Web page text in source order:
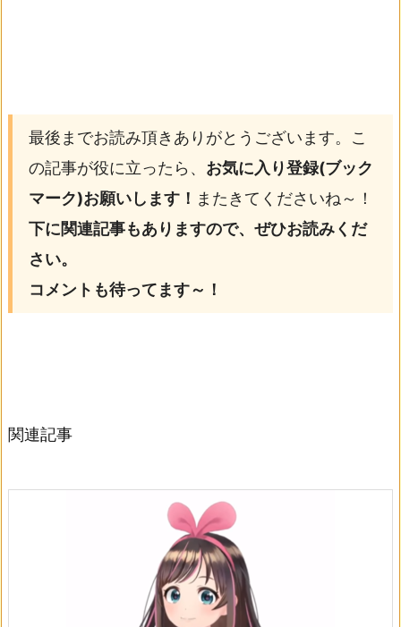
最後までお読み頂きありがとうございます。こ
の記事が役に立ったら、 お気に入り登録(ブック
マーク)お願いします！ またきてくださいね～！
下に関連記事もありますので、ぜひお読みくだ
さい。
コメントも待ってます～！
関連記事